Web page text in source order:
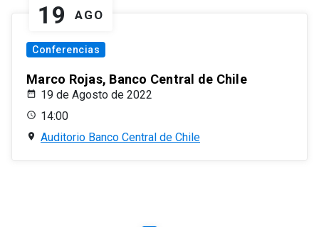
19 AGO
Conferencias
Marco Rojas, Banco Central de Chile
19 de Agosto de 2022
14:00
Auditorio Banco Central de Chile